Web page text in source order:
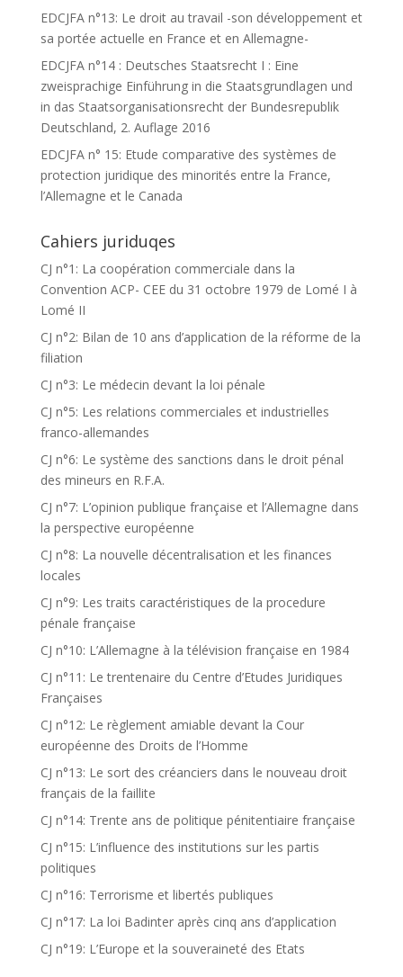
EDCJFA n°13: Le droit au travail -son développement et
sa portée actuelle en France et en Allemagne-
EDCJFA n°14 : Deutsches Staatsrecht I : Eine
zweisprachige Einführung in die Staatsgrundlagen und
in das Staatsorganisationsrecht der Bundesrepublik
Deutschland, 2. Auflage 2016
EDCJFA n° 15: Etude comparative des systèmes de
protection juridique des minorités entre la France,
l’Allemagne et le Canada
Cahiers juriduqes
CJ n°1: La coopération commerciale dans la
Convention ACP- CEE du 31 octobre 1979 de Lomé I à
Lomé II
CJ n°2: Bilan de 10 ans d’application de la réforme de la
filiation
CJ n°3: Le médecin devant la loi pénale
CJ n°5: Les relations commerciales et industrielles
franco-allemandes
CJ n°6: Le système des sanctions dans le droit pénal
des mineurs en R.F.A.
CJ n°7: L’opinion publique française et l’Allemagne dans
la perspective européenne
CJ n°8: La nouvelle décentralisation et les finances
locales
CJ n°9: Les traits caractéristiques de la procedure
pénale française
CJ n°10: L’Allemagne à la télévision française en 1984
CJ n°11: Le trentenaire du Centre d’Etudes Juridiques
Françaises
CJ n°12: Le règlement amiable devant la Cour
européenne des Droits de l’Homme
CJ n°13: Le sort des créanciers dans le nouveau droit
français de la faillite
CJ n°14: Trente ans de politique pénitentiaire française
CJ n°15: L’influence des institutions sur les partis
politiques
CJ n°16: Terrorisme et libertés publiques
CJ n°17: La loi Badinter après cinq ans d’application
CJ n°19: L’Europe et la souveraineté des Etats